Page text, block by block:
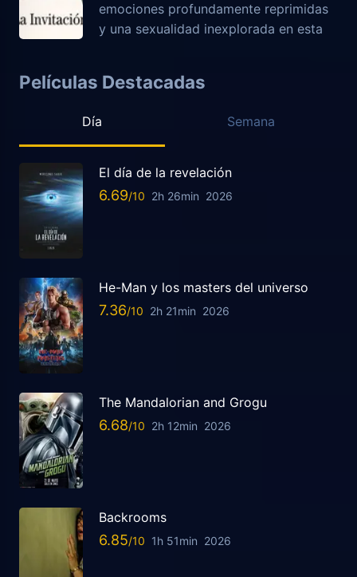
emociones profundamente reprimidas
y una sexualidad inexplorada en esta
Películas Destacadas
Día Semana
El día de la revelación
6.69 2h 26min 2026
He-Man y los masters del universo
7.36 2h 21min 2026
The Mandalorian and Grogu
6.68 2h 12min 2026
Backrooms
6.85 1h 51min 2026